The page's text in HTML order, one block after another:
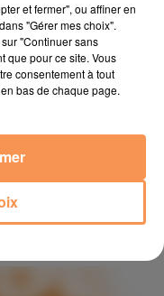
LA TULIPE" À MEILLON,
et fermer", ou affiner en
"Gérer mes choix".
"Continuer sans
que pour ce site. Vous
consentement à tout
bas de chaque page.